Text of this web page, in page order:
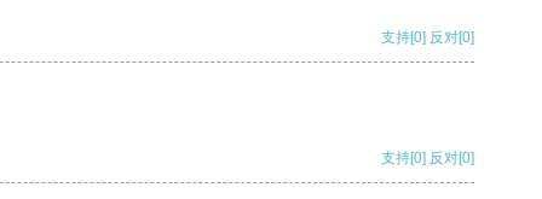
支持[0] 反对[0]
支持[0] 反对[0]